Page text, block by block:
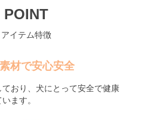
POINT
アイテム特徴
材で安心安全
おり、犬にとって安全で健康
ます。